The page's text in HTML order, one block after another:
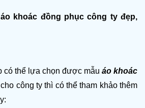
khoác đồng phục công ty đẹp,
có thể lựa chọn được mẫu áo khoác
cho công ty thì có thể tham khảo thêm